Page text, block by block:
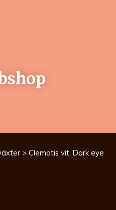
> Clematis vit. Dark eye